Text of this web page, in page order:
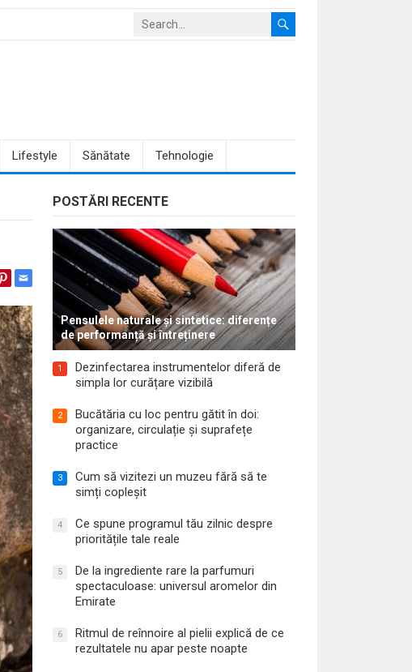
Lifestyle Sănătate Tehnologie
POSTĂRI RECENTE
Pensulele naturale și sintetice: diferențe
de performanță și întreținere
1
Dezinfectarea instrumentelor diferă de
simpla lor curățare vizibilă
2
Bucătăria cu loc pentru gătit în doi:
organizare, circulație și suprafețe
practice
3
Cum să vizitezi un muzeu fără să te
simți copleșit
4
Ce spune programul tău zilnic despre
prioritățile tale reale
5
De la ingrediente rare la parfumuri
spectaculoase: universul aromelor din
Emirate
6
Ritmul de reînnoire al pielii explică de ce
rezultatele nu apar peste noapte